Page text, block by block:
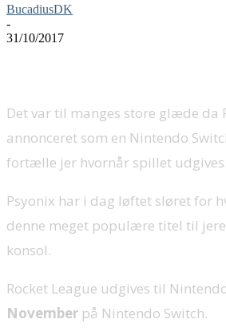
BucadiusDK
-
31/10/2017
Det var til manges store glæde da
annonceret som en Nintendo
fortælle jer hvornår spillet udgives.
Psyonix har i dag løftet sløret for
denne meget populære titel til
konsol.
Rocket League udgives til
November på Nintendo Switch.